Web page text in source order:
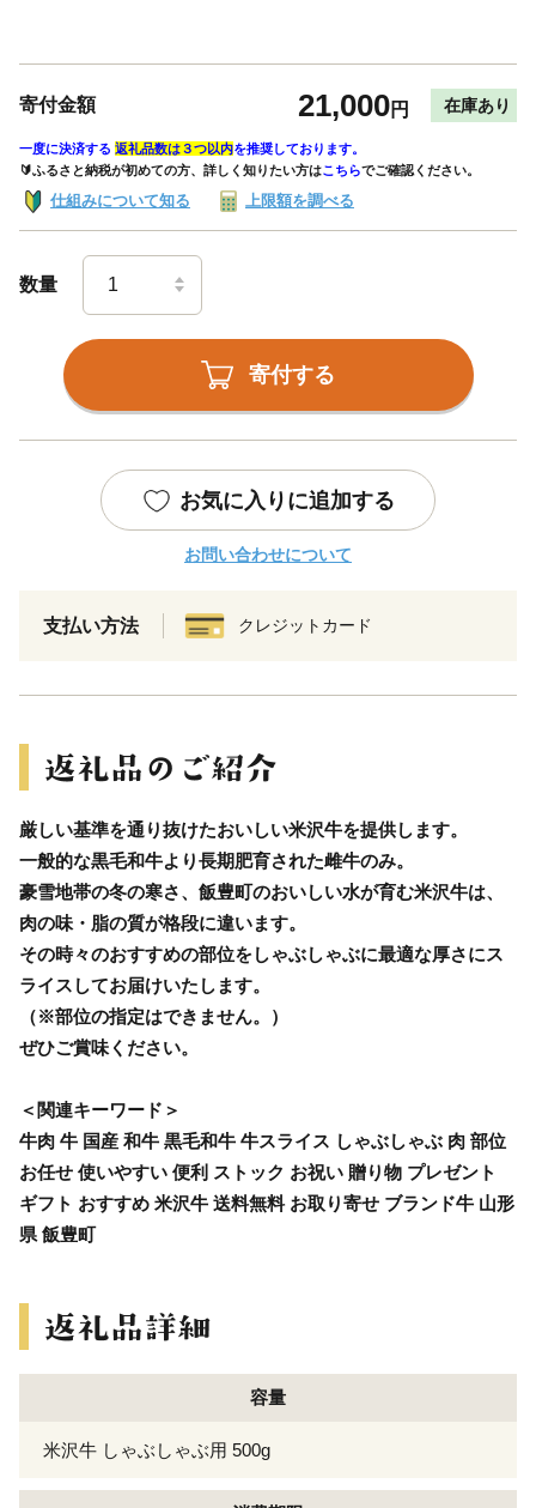
寄付金額 21,000円 在庫あり
一度に決済する 返礼品数は３つ以内を推奨しております。
🔰ふるさと納税が初めての方、詳しく知りたい方はこちらでご確認ください。
仕組みについて知る 上限額を調べる
数量
寄付する
お気に入りに追加する
お問い合わせについて
支払い方法 クレジットカード
厳しい基準を通り抜けたおいしい米沢牛を提供します。
一般的な黒毛和牛より長期肥育された雌牛のみ。
豪雪地帯の冬の寒さ、飯豊町のおいしい水が育む米沢牛は、
肉の味・脂の質が格段に違います。
その時々のおすすめの部位をしゃぶしゃぶに最適な厚さにス
ライスしてお届けいたします。
（※部位の指定はできません。）
ぜひご賞味ください。
＜関連キーワード＞
牛肉 牛 国産 和牛 黒毛和牛 牛スライス しゃぶしゃぶ 肉 部位
お任せ 使いやすい 便利 ストック お祝い 贈り物 プレゼント
ギフト おすすめ 米沢牛 送料無料 お取り寄せ ブランド牛 山形
県 飯豊町
容量
米沢牛 しゃぶしゃぶ用 500g